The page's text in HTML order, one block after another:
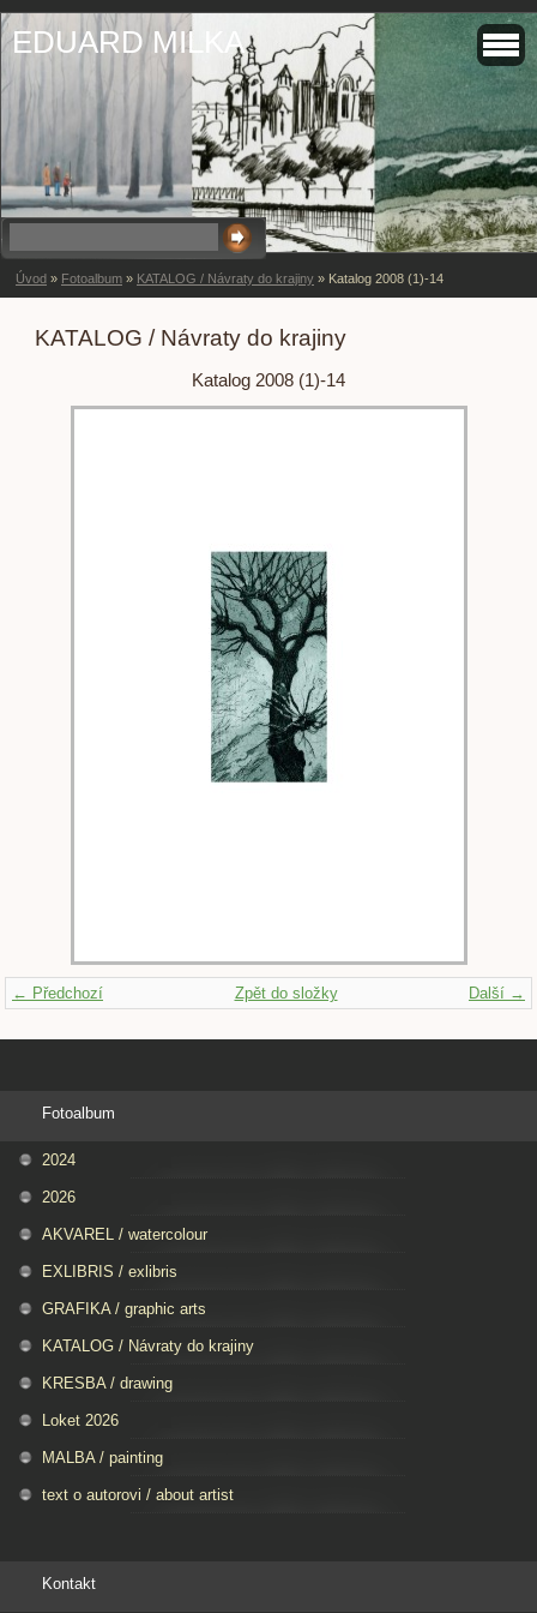
EDUARD MILKA
Úvod » Fotoalbum » KATALOG / Návraty do krajiny » Katalog 2008 (1)-14
KATALOG / Návraty do krajiny
Katalog 2008 (1)-14
← Předchozí Další →
Zpět do složky
Fotoalbum
2024
2026
AKVAREL / watercolour
EXLIBRIS / exlibris
GRAFIKA / graphic arts
KATALOG / Návraty do krajiny
KRESBA / drawing
Loket 2026
MALBA / painting
text o autorovi / about artist
Kontakt